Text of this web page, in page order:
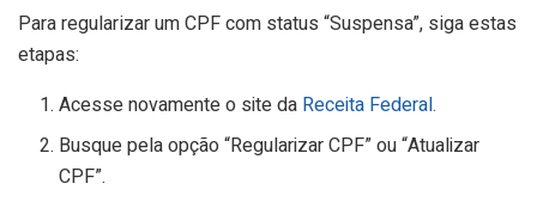
Para regularizar um CPF com status “Suspensa”, siga estas
etapas:
Acesse novamente o site da Receita Federal.
Busque pela opção “Regularizar CPF” ou “Atualizar
CPF”.